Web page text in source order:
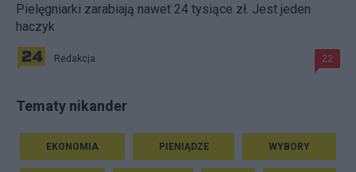
Pielęgniarki zarabiają nawet 24 tysiące zł. Jest jeden
haczyk
Redakcja 22
Tematy nikander
EKONOMIA PIENIĄDZE WYBORY